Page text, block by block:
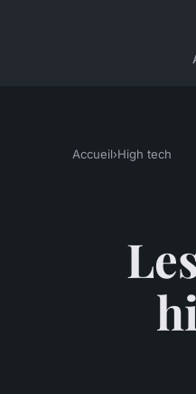
Accueil›High tech